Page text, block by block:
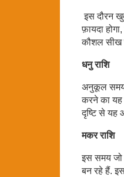
इस दौरन
फ़ायदा
कौशल सीख
धनु राशि
अनुकूल समय
करने का यह
दृष्टि से
मकर राशि
इस समय जो
बन रहे हैं.